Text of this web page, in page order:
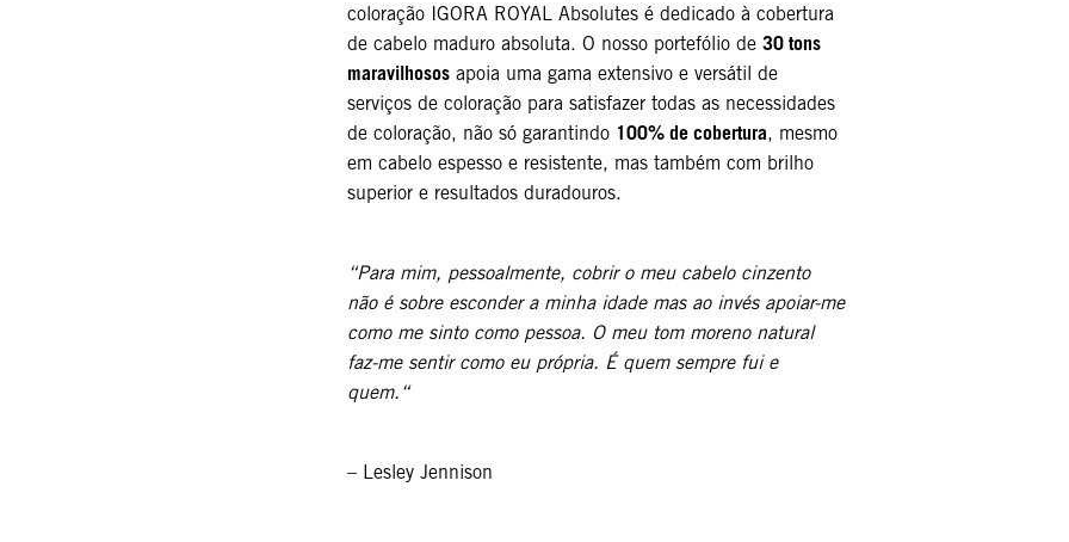
coloração IGORA ROYAL Absolutes é dedicado à cobertura
de cabelo maduro absoluta. O nosso portefólio de 30 tons
maravilhososapoia uma gama extensivo e versátil de
serviços de coloração para satisfazer todas as necessidades
de coloração, não só garantindo 100% de cobertura, mesmo
em cabelo espesso e resistente, mas também com brilho
superior e resultados duradouros.
“Para mim, pessoalmente, cobrir o meu cabelo cinzento
não é sobre esconder a minha idade mas ao invés apoiar-me
como me sinto como pessoa. O meu tom moreno natural
faz-me sentir como eu própria. É quem sempre fui e
quem.“
– Lesley Jennison